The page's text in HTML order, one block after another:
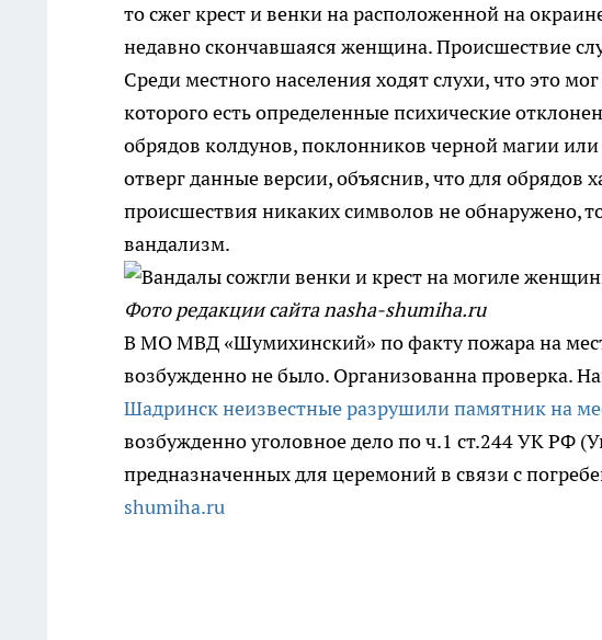
то сжег крест и венки на расположенной на
недавно скончавшаяся женщина. Происшествие
Среди местного населения ходят слухи, что это
которого есть определенные психические
обрядов колдунов, поклонников черной магии или
отверг данные версии, объяснив, что для обрядов
происшествия никаких символов не обнаружено,
вандализм.
Фото редакции сайта nasha-shumiha.ru
В МО МВД «Шумихинский» по факту пожара на
возбужденно не было. Организованна проверка.
Шадринск неизвестные разрушили памятник на
возбужденно уголовное дело по ч.1 ст.244 УК РФ
предназначенных для церемоний в связи с
shumiha.ru